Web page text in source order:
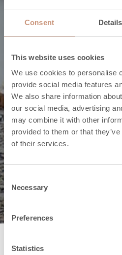
Consent Details
This website uses cookies
We use cookies to personalise
provide social media features
We also share information
our social media, advertising
may combine it with other
provided to them or that
of their services.
Consent
Selection
Necessary
Preferences
Statistics
Puhdistustuotteet
Puhdista
säästäen